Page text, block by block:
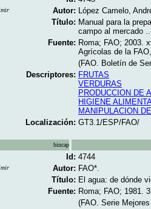
Autor: López Camelo,
Título: Manual para la
campo al mercado
Fuente: Roma; FAO; 2003.
Agrícolas de la
(FAO. Boletín de
Descriptores: FRUTAS
VERDURAS
PRODUCCION DE
HIGIENE
MANIPULACION
Localización: GT3.1/ESP/FAO/
bincap
Id: 4744
Autor: FAO*.
Título: El agua: de dónde
Fuente: Roma; FAO; 1981.
(FAO. Serie